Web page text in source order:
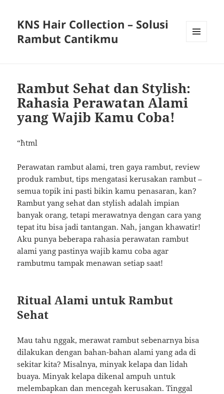
KNS Hair Collection – Solusi
Rambut Cantikmu
Rambut Sehat dan Stylish:
Rahasia Perawatan Alami
yang Wajib Kamu Coba!
“`html
Perawatan rambut alami, tren gaya rambut, review
produk rambut, tips mengatasi kerusakan rambut –
semua topik ini pasti bikin kamu penasaran, kan?
Rambut yang sehat dan stylish adalah impian
banyak orang, tetapi merawatnya dengan cara yang
tepat itu bisa jadi tantangan. Nah, jangan khawatir!
Aku punya beberapa rahasia perawatan rambut
alami yang pastinya wajib kamu coba agar
rambutmu tampak menawan setiap saat!
Ritual Alami untuk Rambut
Sehat
Mau tahu nggak, merawat rambut sebenarnya bisa
dilakukan dengan bahan-bahan alami yang ada di
sekitar kita? Misalnya, minyak kelapa dan lidah
buaya. Minyak kelapa dikenal ampuh untuk
melembapkan dan mencegah kerusakan. Tinggal